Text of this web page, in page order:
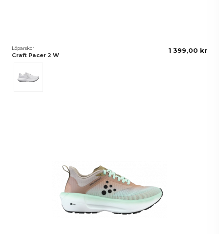
Löparskor
Craft Pacer 2 W
1 399,00 kr